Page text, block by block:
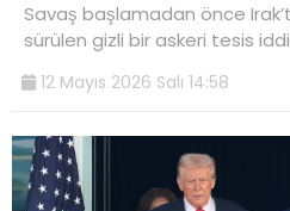
Savaş başlamadan önce
sürülen gizli bir askeri tesis
12 Mayıs 2026 Salı 14:58